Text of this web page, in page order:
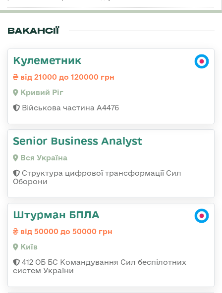
ВАКАНСІЇ
Кулеметник
від 21000 до 120000 грн
Кривий Ріг
Військова частина А4476
Senior Business Analyst
Вся Україна
Структура цифрової трансформації Сил
Оборони
Штурман БПЛА
від 50000 до 50000 грн
Київ
412 ОБ БС Командування Сил беспілотних
систем України